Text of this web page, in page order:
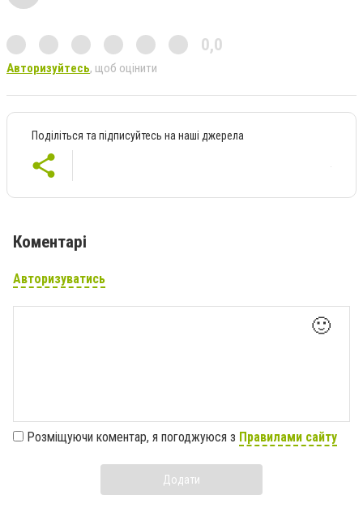
0,0
Авторизуйтесь, щоб оцінити
Поділіться та підписуйтесь на наші джерела
Коментарі
Авторизуватись
🙂
Розміщуючи коментар, я погоджуюся з Правилами сайту
Додати